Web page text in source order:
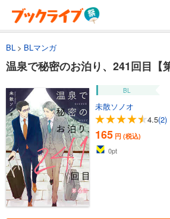
BL BLマンガ
温泉で秘密のお泊り、241回目【
BL
未散ソノオ
4.5(2)
165 円 (税込)
0pt